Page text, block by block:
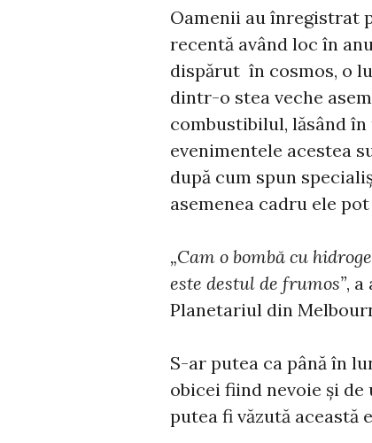
Oamenii au înregistrat
recentă având loc în
dispărut în cosmos, o
dintr-o stea veche
combustibilul, lăsând în
evenimentele acestea
după cum spun
asemenea cadru ele
„Cam o bombă cu
este destul de frumos”,
Planetariul din
S-ar putea ca până în
obicei fiind nevoie și de
putea fi văzută această